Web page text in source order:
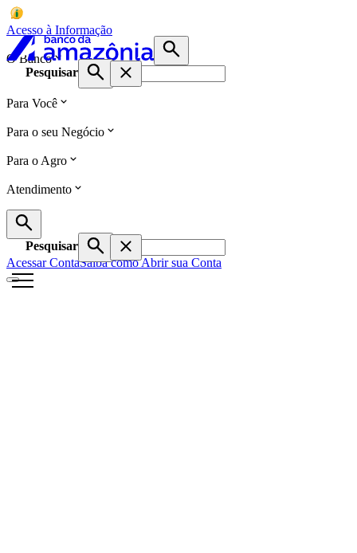
Acesso à Informação
O Banco
Pesquisar
Para Você
Para o seu Negócio
Para o Agro
Atendimento
Pesquisar
Acessar ContaSaiba como Abrir sua Conta